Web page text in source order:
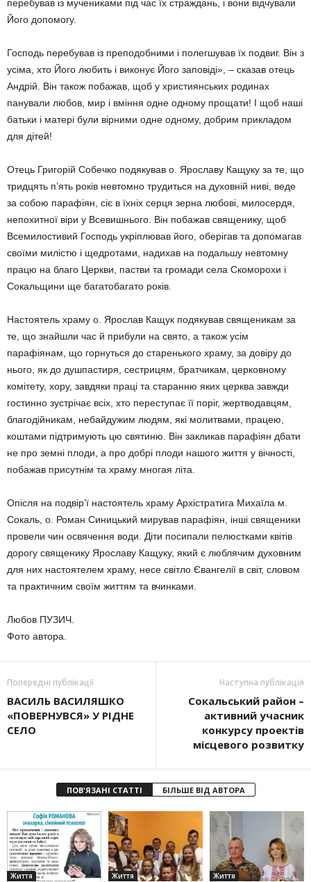
перебував із мучениками під час їх страждань, і вони відчували
Його допомогу.
Господь перебував із преподобними і полегшував їх подвиг. Він з
усіма, хто Його любить і виконує Його заповіді», – сказав отець
Андрій. Він також побажав, щоб у християнських родинах
панували любов, мир і вміння одне одному прощати! І щоб наші
батьки і матері були вірними одне одному, добрим прикладом
для дітей!
Отець Григорій Собечко подякував о. Ярославу Кащуку за те, що
тридцять п’ять років невтомно трудиться на духовній ниві, веде
за собою парафіян, сіє в їхніх серця зерна любові, милосердя,
непохитної віри у Всевишнього. Він побажав священику, щоб
Всемилостивий Господь укріплював його, оберігав та допомагав
своїми милістю і щедротами, надихав на подальшу невтомну
працю на благо Церкви, пастви та громади села Скоморохи і
Сокальщини ще багатобагато років.
Настоятель храму о. Ярослав Кащук подякував священикам за
те, що знайшли час й прибули на свято, а також усім
парафіянам, що горнуться до старенького храму, за довіру до
нього, як до душпастиря, сестрицям, братчикам, церковному
комітету, хору, завдяки праці та старанню яких церква завжди
гостинно зустрічає всіх, хто переступає її поріг, жертводавцям,
благодійникам, небайдужим людям, які молитвами, працею,
коштами підтримують цю святиню. Він закликав парафіян дбати
не про земні плоди, а про добрі плоди нашого життя у вічності,
побажав присутнім та храму многая літа.
Опісля на подвір’ї настоятель храму Архістратига Михаїла м.
Сокаль, о. Роман Синицький мирував парафіян, інші священики
провели чин освячення води. Діти посипали пелюстками квітів
дорогу священику Ярославу Кащуку, який є люблячим духовним
для них настоятелем храму, несе світло Євангелії в світ, словом
та практичним своїм життям та вчинками.
Любов ПУЗИЧ.
Фото автора.
Попередні публікації
ВАСИЛЬ ВАСИЛЯШКО
«ПОВЕРНУВСЯ» У РІДНЕ
СЕЛО
Наступна публікація
Сокальський район –
активний учасник
конкурсу проектів
місцевого розвитку
ПОВ'ЯЗАНІ СТАТТІ БІЛЬШЕ ВІД АВТОРА
Життя Життя Життя